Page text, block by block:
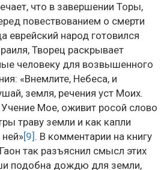
что в завершении Торы,
повествованием о смерти
еврейский народ готовился
Творец раскрывает
человеку для возвышенного
«Внемлите, Небеса, и
земля, речения уст Моих.
Мое, оживит росой слово
траву земли и как капли
[9] . В комментарии на книгу
так разъяснил смысл этих
подобна дождю для земли,